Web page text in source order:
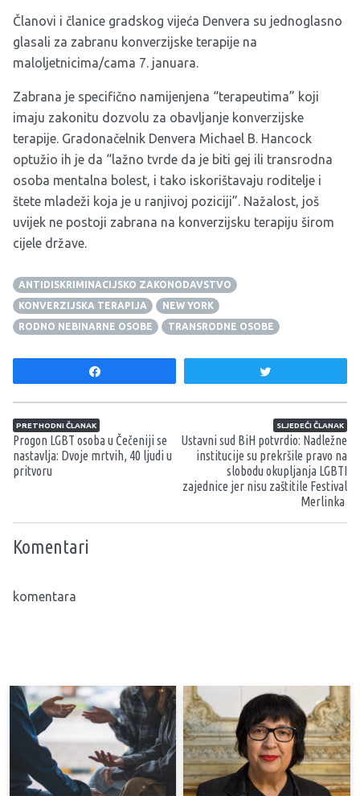
Članovi i članice gradskog vijeća Denvera su jednoglasno
glasali za zabranu konverzijske terapije na
maloljetnicima/cama 7. januara.
Zabrana je specifično namijenjena “terapeutima” koji
imaju zakonitu dozvolu za obavljanje konverzijske
terapije. Gradonačelnik Denvera Michael B. Hancock
optužio ih je da “lažno tvrde da je biti gej ili transrodna
osoba mentalna bolest, i tako iskorištavaju roditelje i
štete mladeži koja je u ranjivoj poziciji”. Nažalost, još
uvijek ne postoji zabrana na konverzijsku terapiju širom
cijele države.
ANTIDISKRIMINACIJSKO ZAKONODAVSTVO
KONVERZIJSKA TERAPIJA
NEW YORK
RODNO NEBINARNE OSOBE
TRANSRODNE OSOBE
Navigacija članaka
PRETHODNI ČLANAK
Progon LGBT osoba u Čečeniji se
nastavlja: Dvoje mrtvih, 40 ljudi u
pritvoru
SLJEDEĆI ČLANAK
Ustavni sud BiH potvrdio: Nadležne
institucije su prekršile pravo na
slobodu okupljanja LGBTI
zajednice jer nisu zaštitile Festival
Merlinka
Komentari
komentara